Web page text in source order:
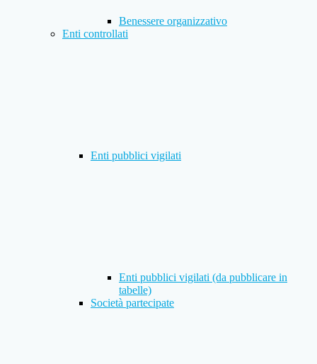
Benessere organizzativo
Enti controllati
Enti pubblici vigilati
Enti pubblici vigilati (da pubblicare in
tabelle)
Società partecipate